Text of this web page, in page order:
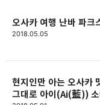
오사카 여행 난바 파크
2018.05.05
현지인만 아는 오사카
그대로 아이(Ai(藍))